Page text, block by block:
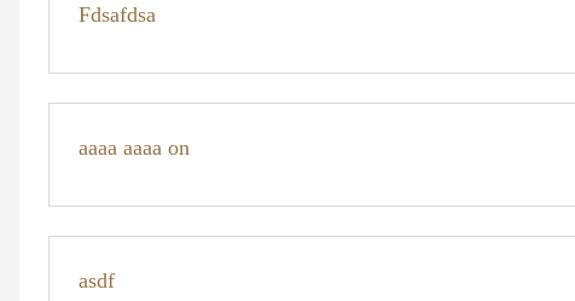
Fdsafdsa
aaaa aaaa on
asdf